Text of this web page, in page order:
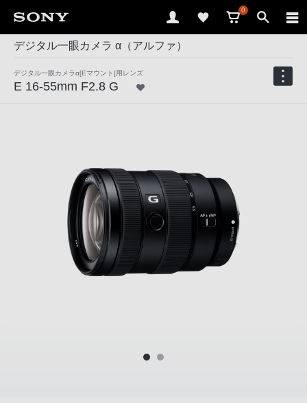
0
デジタル一眼カメラ α（アルファ）
デジタル一眼カメラα[Eマウント]用レンズ
E 16-55mm F2.8 G